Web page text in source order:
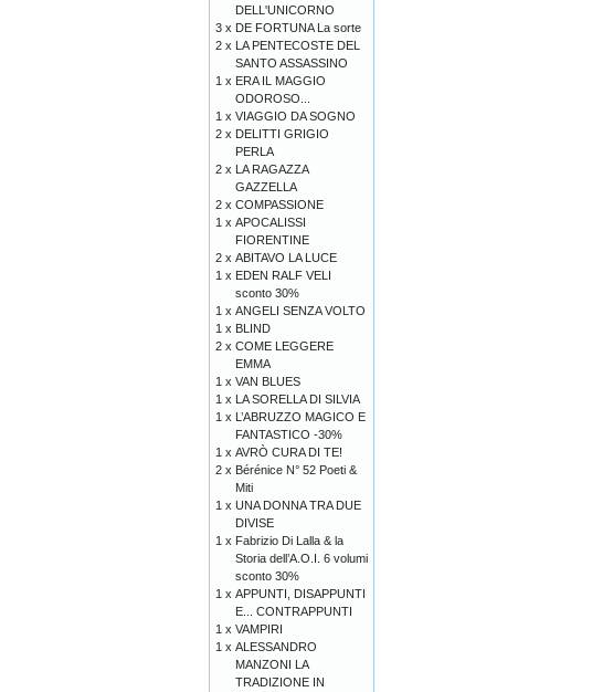
DELL'UNICORNO
3 x DE FORTUNA La sorte
2 x LA PENTECOSTE DEL
SANTO ASSASSINO
1 x ERA IL MAGGIO
ODOROSO...
1 x VIAGGIO DA SOGNO
2 x DELITTI GRIGIO
PERLA
2 x LA RAGAZZA
GAZZELLA
2 x COMPASSIONE
1 x APOCALISSI
FIORENTINE
2 x ABITAVO LA LUCE
1 x EDEN RALF VELI
sconto 30%
1 x ANGELI SENZA VOLTO
1 x BLIND
2 x COME LEGGERE
EMMA
1 x VAN BLUES
1 x LA SORELLA DI SILVIA
1 x L’ABRUZZO MAGICO E
FANTASTICO -30%
1 x AVRÒ CURA DI TE!
2 x Bérénice N° 52 Poeti &
Miti
1 x UNA DONNA TRA DUE
DIVISE
1 x Fabrizio Di Lalla & la
Storia dell’A.O.I. 6 volumi
sconto 30%
1 x APPUNTI, DISAPPUNTI
E... CONTRAPPUNTI
1 x VAMPIRI
1 x ALESSANDRO
MANZONI LA
TRADIZIONE IN